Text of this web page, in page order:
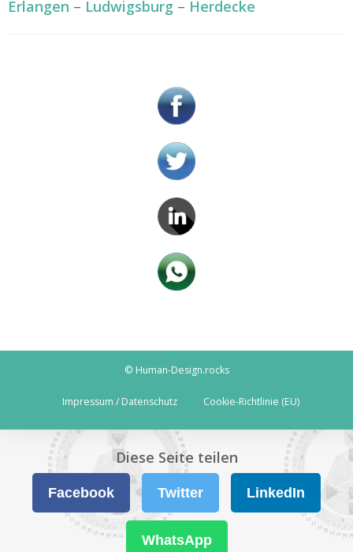
Erlangen – Ludwigsburg – Herdecke
© Human-Design.rocks
Impressum / Datenschutz Cookie-Richtlinie (EU)
Diese Seite teilen
Facebook Twitter LinkedIn
WhatsApp